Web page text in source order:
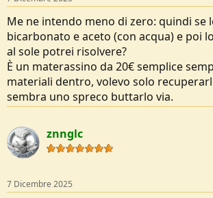
Me ne intendo meno di zero: quindi se
bicarbonato e aceto (con acqua) e poi
al sole potrei risolvere?
È un materassino da 20€ semplice
materiali dentro, volevo solo
sembra uno spreco buttarlo via.
znnglc
7 Dicembre 2025